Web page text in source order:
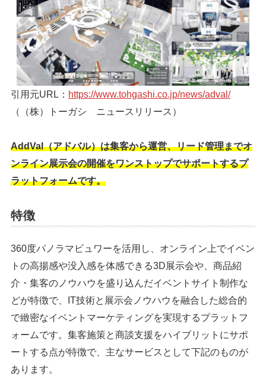
引用元URL： https://www.tohgashi.co.jp/news/adval/
（（株）トーガシ ニュースリリース）
AddVal（アドバル）は集客から運営、リード管理までオ
ンライン展示会の開催をワンストップでサポートするプ
ラットフォームです。
特徴
360度パノラマビュワーを活用し、オンライン上でイベン
トの高揚感や没入感を体感できる3D展示会や、商品紹
介・集客のノウハウを盛り込んだイベントサイト制作な
どが特徴で、IT技術と展示会ノウハウを融合した総合的
で緻密なイベントマーケティングを実現するプラットフ
ォームです。集客施策と商談支援をハイブリットにサポ
ートする点が特徴で、主なサービスとして下記のものが
あります。